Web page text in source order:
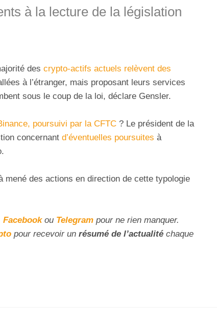
à la lecture de la législation
des crypto-actifs actuels relèvent des
à l’étranger, mais proposant leurs services
sous le coup de la loi, déclare Gensler.
poursuivi par la CFTC ? Le président de la
concernant d’éventuelles poursuites à
mené des actions en direction de cette typologie
Facebookou Telegram pour ne rien manquer.
pour recevoir un résumé de l’actualité chaque